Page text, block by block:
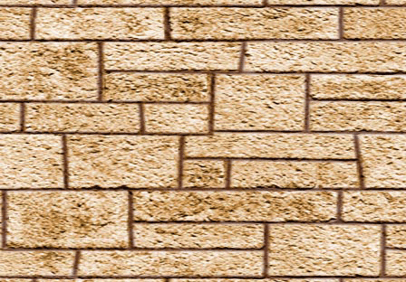
Confundo
Deletrius
Desillusio­nierungszauber
Duro
Emancipare
Entlifors
Expecto Patronum
Expelliarmus
Fianto Duri
Fidelius-Zauber
Finite Incantatem
Finite
Fumos
Goldene Flämmchen
Homenum revelio
Homorphus-Zauber
Immobilus
Impedimenta
Imperturbatio
Incarcerus